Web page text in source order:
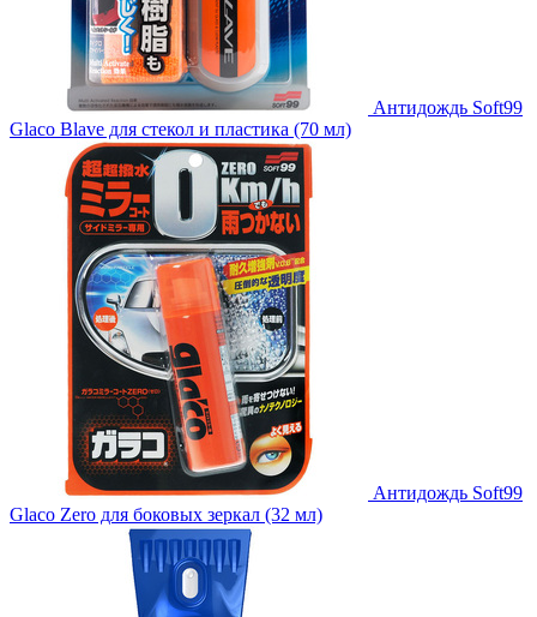
Антидождь Soft99
Glaco Blave для стекол и пластика (70 мл)
Антидождь Soft99
Glaco Zero для боковых зеркал (32 мл)